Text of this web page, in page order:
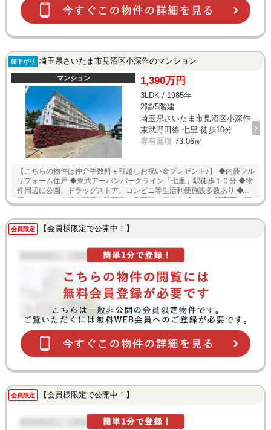
値下がり 埼玉県さいたま市見沼区小深作のマンション
マンション 1,390万円
3LDK / 1985年
2階/5階建
埼玉県さいたま市見沼区小深作
東武野田線 七里 徒歩10分
専有面積 73.06㎡
【こちらの物件は仲介手数料＋引越しお祝い金プレゼント♪】 ◆内装フル
リフォーム住戸 ◆東武アーバンパークライン「七里」駅徒歩１０分 ◆物
件周辺に公園、ドラッグストア、コンビニ等生活利便施設多数あり ◆鉄
筋コンクリート造５階建２階部分の角部屋・南向き ◆ペット飼育可（飼
▼▼リフォーム内容（２０２６年７月中旬完成予定）▼▼ ・クロス張
替・フローリング上張・建具交換・畳交換・システムキッチン交換・ト
ス交換・スイッチ・コンセントプレート交換・ＴＶモニターホン・全室
照明設置・給湯器交換・エアコン新規設置
会員限定 【会員様限定で公開中！】
会員限定 【会員様限定で公開中！】